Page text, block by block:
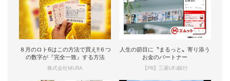
８月のロト6はこの方法で買え!!６つ
の数字が『完全一致』する方法
株式会社MURA
人生の節目に〝まるっと〟寄り添う
お金のパートナー
【PR】三菱UFJ銀行